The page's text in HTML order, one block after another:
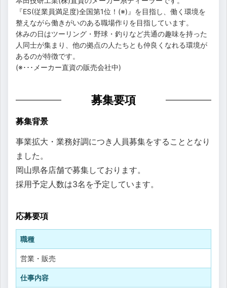
『ES(従業員満足度)全国第1位！(※)』を目指し、働く環境を
整えながら働きがいのある職場作りを目指しています。
休みの日はツーリング・野球・釣りなど共通の趣味を持った
人同士が集まり、他の拠点の人たちとも仲良くなれる環境が
あるのが特徴です。
(※･･･メーカー直資の販売会社中)
募集要項
募集背景
事業拡大・業務好調につき人員募集をすることとなり
ました。
岡山県各店舗で募集しております。
採用予定人数は3名を予定しています。
応募要項
職種
営業・販売
仕事内容